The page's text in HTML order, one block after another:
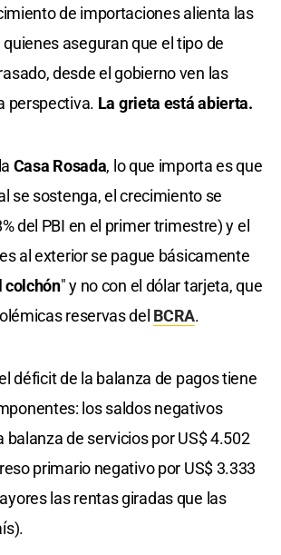
de importaciones alienta las
aseguran que el tipo de
desde el gobierno ven las
perspectiva. La grieta está abierta.
Casa Rosada, lo que importa es que
se sostenga, el crecimiento se
del PBI en el primer trimestre) y el
al exterior se pague básicamente
colchón" y no con el dólar tarjeta, que
reservas del BCRA.
déficit de la balanza de pagos tiene
los saldos negativos
balanza de servicios por US$ 4.502
primario negativo por US$ 3.333
las rentas giradas que las